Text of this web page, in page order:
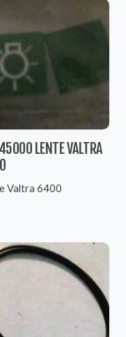
LENTE VALTRA
Valtra 6400